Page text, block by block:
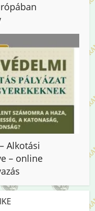
Alkotási
– online